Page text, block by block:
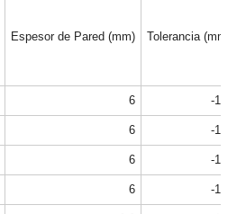
Espesor de Pared (mm) Tolerancia (mm)
6 -1.3
6 -1.3
6 -1.3
6 -1.3